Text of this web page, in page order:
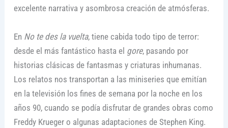
excelente narrativa y asombrosa creación de atmósferas.
En No te des la vuelta, tiene cabida todo tipo de terror:
desde el más fantástico hasta el gore, pasando por
historias clásicas de fantasmas y criaturas inhumanas.
Los relatos nos transportan a las miniseries que emitían
en la televisión los fines de semana por la noche en los
años 90, cuando se podía disfrutar de grandes obras como
Freddy Krueger o algunas adaptaciones de Stephen King.